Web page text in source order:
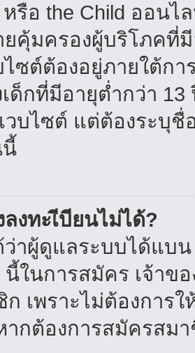
รือ the Child ออนไ
คุ้มครองผู้บริโภคที่
ไซต์ต้องอยู่ภายใต้ก
ด็กที่มีอายุต่ำกว่า
วบไซต์ แต่ต้องระบุ
นี้
งทะเีบียนไม่ได้?
าผู้ดูแลระบบได้แบ
นี้ในการสมัคร เจ้าข
เพราะไม่ต้องการ
ากต้องการสมัครสม